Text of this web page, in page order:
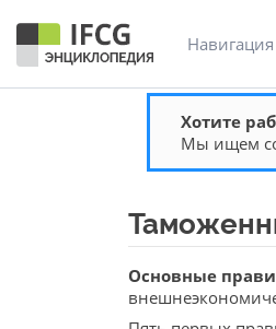
Навигация
Хотите
Мы ищем
Перейти к:
Основные